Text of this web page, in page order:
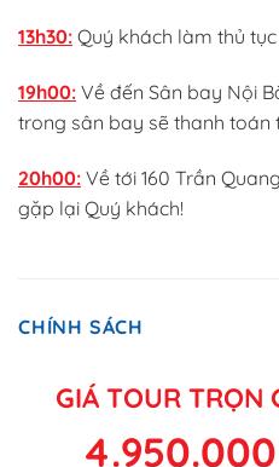
13h30: Quý khách làm thủ
19h00: Về đến Sân bay Nội
trong sân bay sẽ thanh
20h00: Về tới 160 Trần
gặp lại Quý khách!
CHÍNH SÁCH
GIÁ TOUR TRỌN